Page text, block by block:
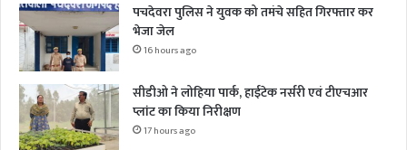
पचदेवरा पुलिस ने युवक को तमंचे सहित गिरफ्तार कर
भेजा जेल
16 hours ago
सीडीओ ने लोहिया पार्क, हाईटेक नर्सरी एवं टीएचआर
प्लांट का किया निरीक्षण
17 hours ago